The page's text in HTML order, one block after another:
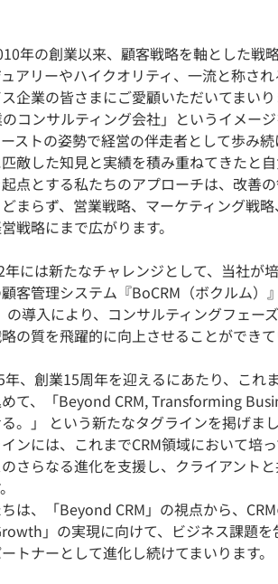
年の創業以来、顧客戦略を軸とした戦
アリーやハイクオリティ、一流と称さ
企業の皆さまにご愛顧いただいてまいり
のコンサルティング会社」というイメー
ストの姿勢で経営の伴走者として歩み
敵した知見と実績を積み重ねてきたと自
起点とする私たちのアプローチは、改善
まらず、営業戦略、マーケティング戦
戦略にまで広がります。
年には新たなチャレンジとして、当社が
客管理システム『BoCRM（ボクルム）
の導入により、コンサルティングフェ
の質を飛躍的に向上させることができて
年、創業15周年を迎えるにあたり、これ
て、「Beyond CRM, Transforming
。」 という新たなタグラインを掲げまし
ンには、これまでCRM領域において培
さらなる進化を支援し、クライアント
は、「Beyond CRM」の視点から、
」の実現に向けて、ビジネス課題
トナーとして進化し続けてまいります。